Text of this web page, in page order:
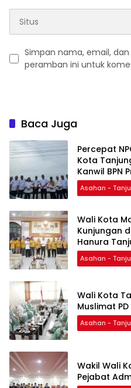
Simpan nama, email,
peramban ini untuk
Baca Juga
Percepat
Kota
Kanwil BPN
Pemko
Asahan -
Wali Kota
Kunjungan
Hanura
Asahan -
Wali Kota
Muslimat
Asahan -
Wakil Wali
Pejabat